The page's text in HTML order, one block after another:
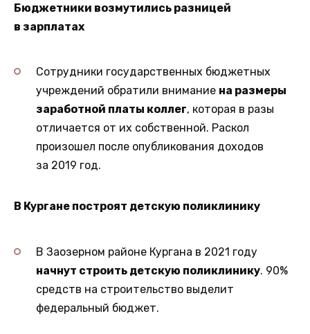
Бюджетники возмутились разницей
в зарплатах
Сотрудники государственных бюджетных
учреждений обратили внимание на размеры
заработной платы коллег, которая в разы
отличается от их собственной. Раскол
произошел после опубликования доходов
за 2019 год.
В Кургане построят детскую поликлинику
В Заозерном районе Кургана в 2021 году
начнут строить детскую поликлинику. 90%
средств на строительство выделит
федеральный бюджет.